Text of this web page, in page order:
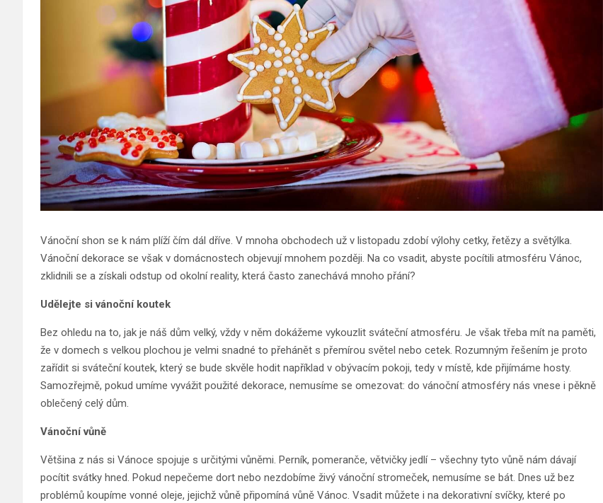
Vánoční shon se k nám plíží čím dál dříve. V mnoha obchodech už v listopadu zdobí výlohy cetky, řetězy a světýlka.
Vánoční dekorace se však v domácnostech objevují mnohem později. Na co vsadit, abyste pocítili atmosféru Vánoc,
zklidnili se a získali odstup od okolní reality, která často zanechává mnoho přání?
Udělejte si vánoční koutek
Bez ohledu na to, jak je náš dům velký, vždy v něm dokážeme vykouzlit sváteční atmosféru. Je však třeba mít na paměti,
že v domech s velkou plochou je velmi snadné to přehánět s přemírou světel nebo cetek. Rozumným řešením je proto
zařídit si sváteční koutek, který se bude skvěle hodit například v obývacím pokoji, tedy v místě, kde přijímáme hosty.
Samozřejmě, pokud umíme vyvážit použité dekorace, nemusíme se omezovat: do vánoční atmosféry nás vnese i pěkně
oblečený celý dům.
Vánoční vůně
Většina z nás si Vánoce spojuje s určitými vůněmi. Perník, pomeranče, větvičky jedlí – všechny tyto vůně nám dávají
pocítit svátky hned. Pokud nepečeme dort nebo nezdobíme živý vánoční stromeček, nemusíme se bát. Dnes už bez
problémů koupíme vonné oleje, jejichž vůně připomíná vůně Vánoc. Vsadit můžete i na dekorativní svíčky, které po